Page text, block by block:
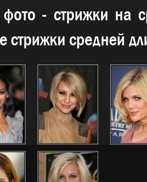
- стрижки на
стрижки средней